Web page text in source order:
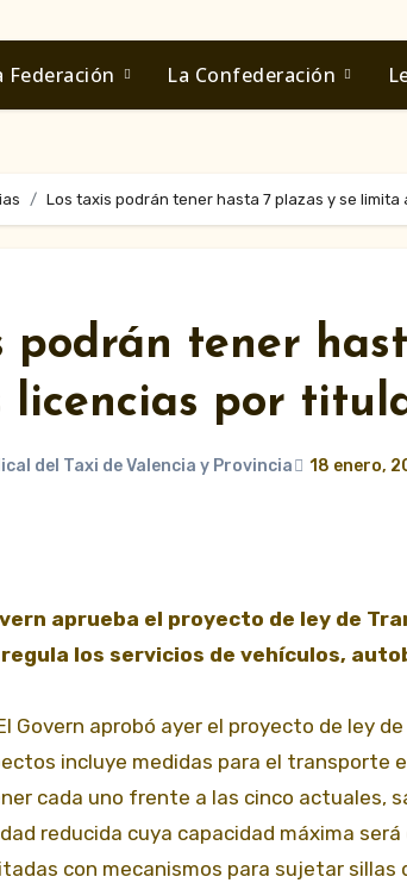
Federación La Confederación
Los taxis podrán tener hasta 7 plazas y se
podrán tener
licencias por
del Taxi de Valencia y Provincia 18 enero,
aprueba el proyecto de ley de
los servicios de vehículos,
Govern aprobó ayer el proyecto de ley
incluye medidas para el transporte
cada uno frente a las cinco actuales,
reducida cuya capacidad máxima
con mecanismos para sujetar sillas